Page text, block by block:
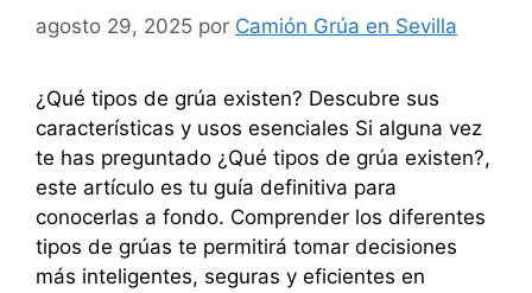
agosto 29, 2025 por Camión Grúa en Sevilla
¿Qué tipos de grúa existen? Descubre sus
características y usos esenciales Si alguna vez
te has preguntado ¿Qué tipos de grúa existen?,
este artículo es tu guía definitiva para
conocerlas a fondo. Comprender los diferentes
tipos de grúas te permitirá tomar decisiones
más inteligentes, seguras y eficientes en